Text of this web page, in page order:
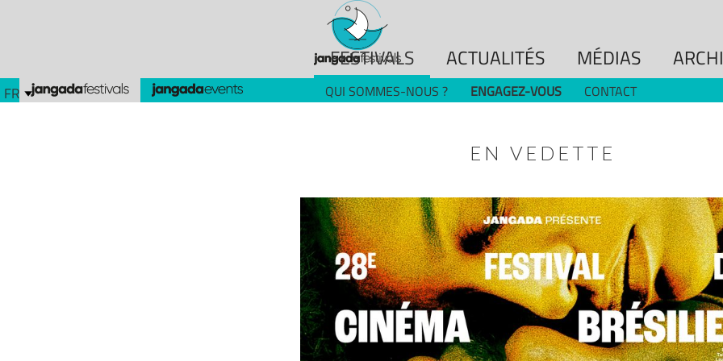
FESTIVALS ACTUALITÉS MÉDIAS
QUI SOMMES-NOUS ? ENGAGEZ-VOUS CONTACT
FR
EN VEDETTE